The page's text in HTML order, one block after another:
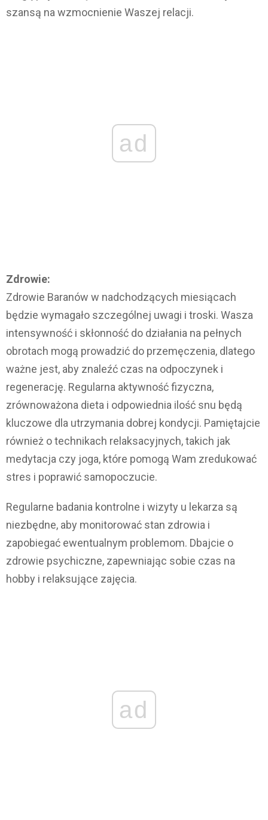
szansą na wzmocnienie Waszej relacji.
ad
Zdrowie:
Zdrowie Baranów w nadchodzących miesiącach
będzie wymagało szczególnej uwagi i troski. Wasza
intensywność i skłonność do działania na pełnych
obrotach mogą prowadzić do przemęczenia, dlatego
ważne jest, aby znaleźć czas na odpoczynek i
regenerację. Regularna aktywność fizyczna,
zrównoważona dieta i odpowiednia ilość snu będą
kluczowe dla utrzymania dobrej kondycji. Pamiętajcie
również o technikach relaksacyjnych, takich jak
medytacja czy joga, które pomogą Wam zredukować
stres i poprawić samopoczucie.
Regularne badania kontrolne i wizyty u lekarza są
niezbędne, aby monitorować stan zdrowia i
zapobiegać ewentualnym problemom. Dbajcie o
zdrowie psychiczne, zapewniając sobie czas na
hobby i relaksujące zajęcia.
ad